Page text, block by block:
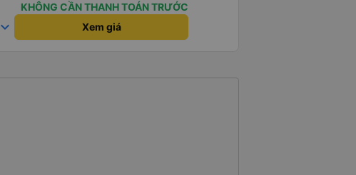
KHÔNG CẦN THANH TOÁN TRƯỚC
keyboard_arrow_down Xem giá